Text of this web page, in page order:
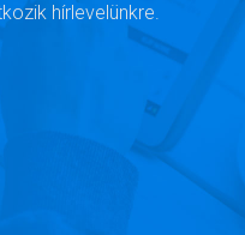
hírlevelünkre.